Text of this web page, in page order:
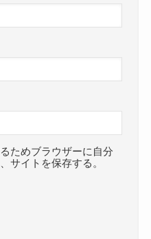
ためブラウザーに自分
サイトを保存する。